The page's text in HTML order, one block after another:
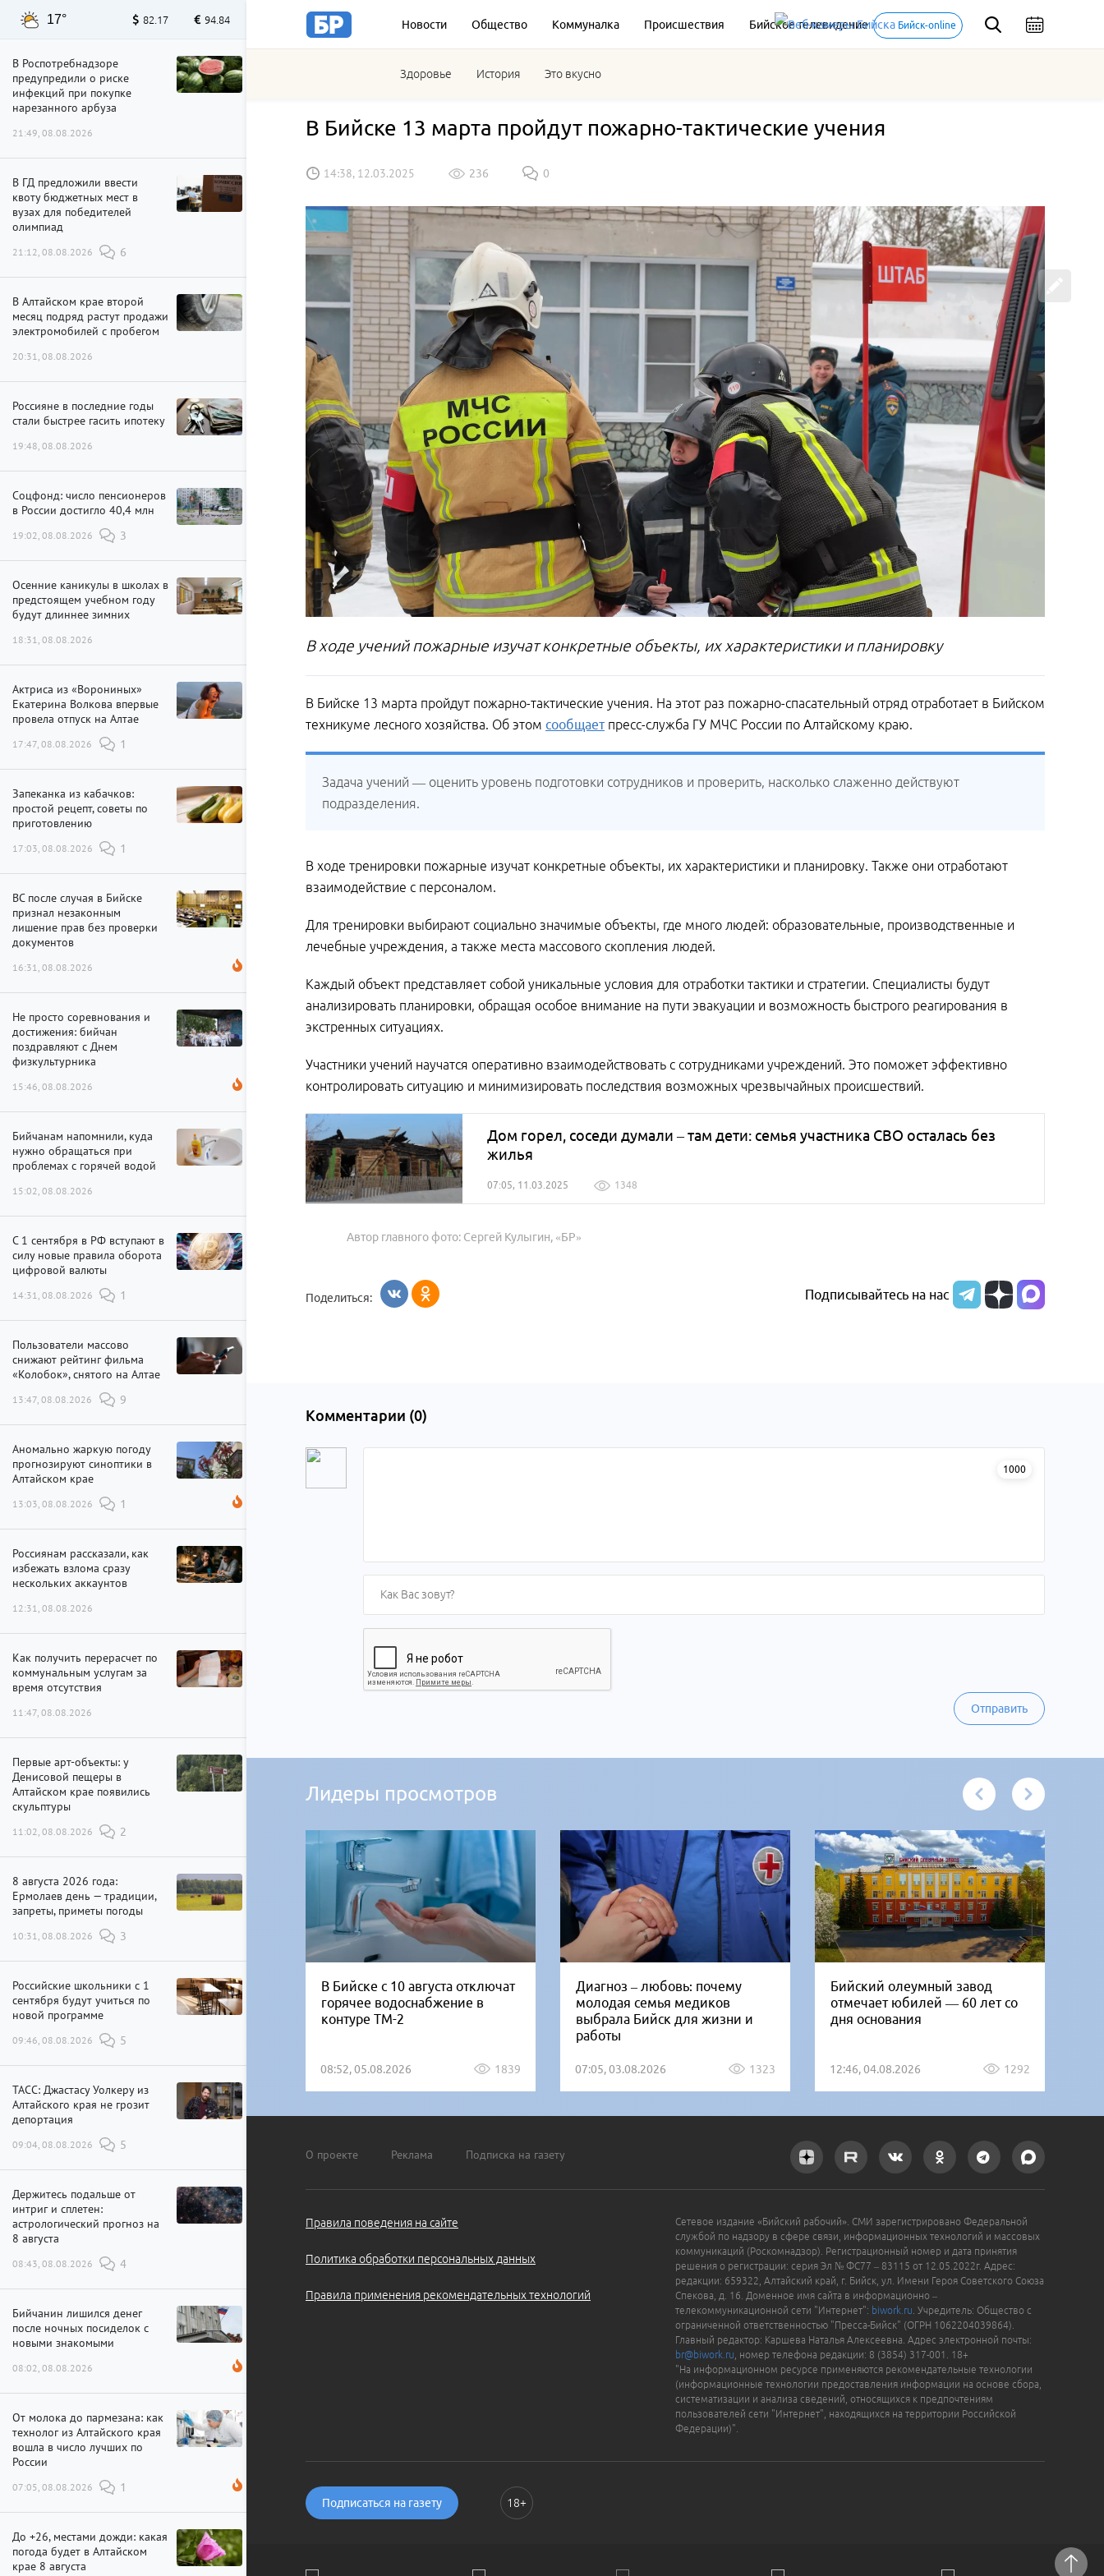
Новости Общество Коммуналка Происшествия Бийское телевидение Бийск-online
Здоровье История Это вкусно
17° 82.17 94.84
В Роспотребнадзоре
предупредили о риске
инфекций при покупке
нарезанного арбуза
21:49, 08.08.2026
В ГД предложили ввести
квоту бюджетных мест в
вузах для победителей
олимпиад
21:12, 08.08.2026 6
В Алтайском крае второй
месяц подряд растут продажи
электромобилей с пробегом
20:31, 08.08.2026
Россияне в последние годы
стали быстрее гасить ипотеку
19:48, 08.08.2026
Соцфонд: число пенсионеров
в России достигло 40,4 млн
19:02, 08.08.2026 3
Осенние каникулы в школах в
предстоящем учебном году
будут длиннее зимних
18:31, 08.08.2026
Актриса из «Ворониных»
Екатерина Волкова впервые
провела отпуск на Алтае
17:47, 08.08.2026 1
Запеканка из кабачков:
простой рецепт, советы по
приготовлению
17:03, 08.08.2026 1
ВС после случая в Бийске
признал незаконным
лишение прав без проверки
документов
16:31, 08.08.2026
Не просто соревнования и
достижения: бийчан
поздравляют с Днем
физкультурника
15:46, 08.08.2026
Бийчанам напомнили, куда
нужно обращаться при
проблемах с горячей водой
15:02, 08.08.2026
С 1 сентября в РФ вступают в
силу новые правила оборота
цифровой валюты
14:31, 08.08.2026 1
Пользователи массово
снижают рейтинг фильма
«Колобок», снятого на Алтае
13:47, 08.08.2026 9
Аномально жаркую погоду
прогнозируют синоптики в
Алтайском крае
13:03, 08.08.2026 1
Россиянам рассказали, как
избежать взлома сразу
нескольких аккаунтов
12:31, 08.08.2026
Как получить перерасчет по
коммунальным услугам за
время отсутствия
11:47, 08.08.2026
Первые арт-объекты: у
Денисовой пещеры в
Алтайском крае появились
скульптуры
11:02, 08.08.2026 2
8 августа 2026 года:
Ермолаев день — традиции,
запреты, приметы погоды
10:31, 08.08.2026 3
Российские школьники с 1
сентября будут учиться по
новой программе
09:46, 08.08.2026 5
ТАСС: Джастасу Уолкеру из
Алтайского края не грозит
депортация
09:04, 08.08.2026 5
Держитесь подальше от
интриг и сплетен:
астрологический прогноз на
8 августа
08:43, 08.08.2026 4
Бийчанин лишился денег
после ночных посиделок с
новыми знакомыми
08:02, 08.08.2026
От молока до пармезана: как
технолог из Алтайского края
вошла в число лучших по
России
07:05, 08.08.2026 1
До +26, местами дожди: какая
погода будет в Алтайском
крае 8 августа
В Бийске 13 марта пройдут пожарно-тактические учения
14:38, 12.03.2025 236 0
В ходе учений пожарные изучат конкретные объекты, их характеристики и планировку
В Бийске 13 марта пройдут пожарно-тактические учения. На этот раз пожарно-спасательный отряд отработает в Бийском
техникуме лесного хозяйства. Об этом сообщаетпресс-служба ГУ МЧС России по Алтайскому краю.
Задача учений — оценить уровень подготовки сотрудников и проверить, насколько слаженно действуют
подразделения.
В ходе тренировки пожарные изучат конкретные объекты, их характеристики и планировку. Также они отработают
взаимодействие с персоналом.
Для тренировки выбирают социально значимые объекты, где много людей: образовательные, производственные и
лечебные учреждения, а также места массового скопления людей.
Каждый объект представляет собой уникальные условия для отработки тактики и стратегии. Специалисты будут
анализировать планировки, обращая особое внимание на пути эвакуации и возможность быстрого реагирования в
экстренных ситуациях.
Участники учений научатся оперативно взаимодействовать с сотрудниками учреждений. Это поможет эффективно
контролировать ситуацию и минимизировать последствия возможных чрезвычайных происшествий.
Дом горел, соседи думали – там дети: семья участника СВО осталась без
жилья
07:05, 11.03.2025 1348
Автор главного фото: Сергей Кулыгин, «БР»
Поделиться: Подписывайтесь на нас
Комментарии (0)
1000
Отправить
Лидеры просмотров
В Бийске с 10 августа отключат
горячее водоснабжение в
контуре ТМ-2
08:52, 05.08.2026 1839
Диагноз – любовь: почему
молодая семья медиков
выбрала Бийск для жизни и
работы
07:05, 03.08.2026 1323
Бийский олеумный завод
отмечает юбилей — 60 лет со
дня основания
12:46, 04.08.2026 1292
О проекте Реклама Подписка на газету
Правила поведения на сайте
Политика обработки персональных данных
Правила применения рекомендательных технологий
Сетевое издание «Бийский рабочий». СМИ зарегистрировано Федеральной
службой по надзору в сфере связи, информационных технологий и массовых
коммуникаций (Роскомнадзор). Регистрационный номер и дата принятия
решения о регистрации: серия Эл № ФС77 – 83115 от 12.05.2022г. Адрес:
редакции: 659322, Алтайский край, г. Бийск, ул. Имени Героя Советского Союза
Спекова, д. 16. Доменное имя сайта в информационно –
телекоммуникационной сети "Интернет": biwork.ru . Учредитель: Общество с
ограниченной ответственностью "Пресса-Бийск" (ОГРН 1062204039864).
Главный редактор: Каршева Наталья Алексеевна. Адрес электронной почты:
br@biwork.ru , номер телефона редакции: 8 (3854) 317-001. 18+
"На информационном ресурсе применяются рекомендательные технологии
(информационные технологии предоставления информации на основе сбора,
систематизации и анализа сведений, относящихся к предпочтениям
пользователей сети "Интернет", находящихся на территории Российской
Федерации)".
Подписаться на газету 18+